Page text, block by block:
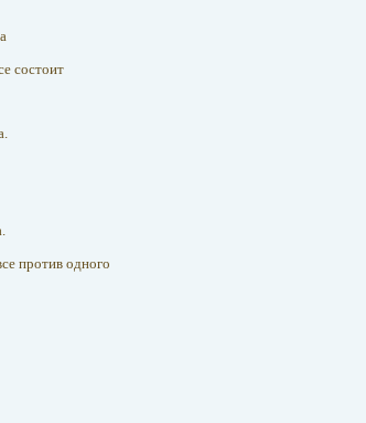
состоит
против одного